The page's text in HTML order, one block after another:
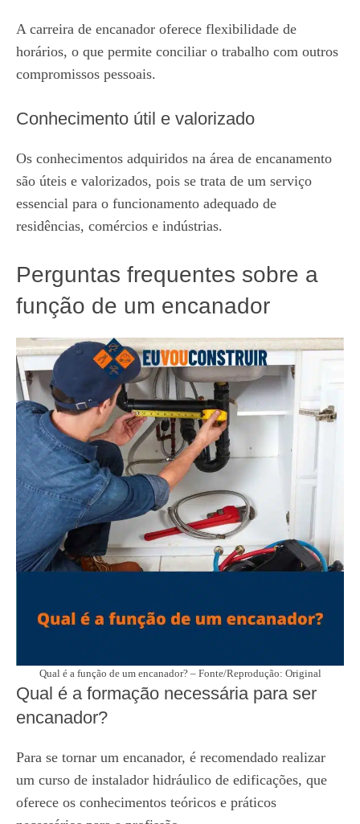
A carreira de encanador oferece flexibilidade de
horários, o que permite conciliar o trabalho com outros
compromissos pessoais.
Conhecimento útil e valorizado
Os conhecimentos adquiridos na área de encanamento
são úteis e valorizados, pois se trata de um serviço
essencial para o funcionamento adequado de
residências, comércios e indústrias.
Perguntas frequentes sobre a
função de um encanador
Qual é a função de um encanador? – Fonte/Reprodução: Original
Qual é a formação necessária para ser
encanador?
Para se tornar um encanador, é recomendado realizar
um curso de instalador hidráulico de edificações, que
oferece os conhecimentos teóricos e práticos